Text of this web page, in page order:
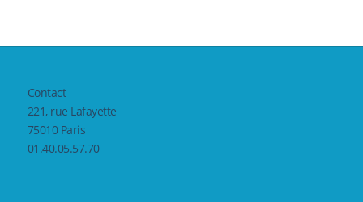
Contact
221, rue Lafayette
75010 Paris
01.40.05.57.70